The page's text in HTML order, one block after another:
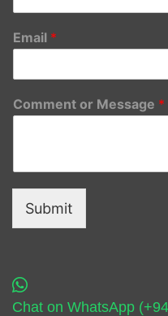
Email *
Comment or Message *
Submit
Chat on WhatsApp